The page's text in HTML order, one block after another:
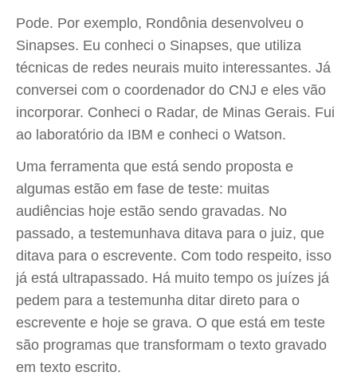
Pode. Por exemplo, Rondônia desenvolveu o
Sinapses. Eu conheci o Sinapses, que utiliza
técnicas de redes neurais muito interessantes. Já
conversei com o coordenador do CNJ e eles vão
incorporar. Conheci o Radar, de Minas Gerais. Fui
ao laboratório da IBM e conheci o Watson.
Uma ferramenta que está sendo proposta e
algumas estão em fase de teste: muitas
audiências hoje estão sendo gravadas. No
passado, a testemunhava ditava para o juiz, que
ditava para o escrevente. Com todo respeito, isso
já está ultrapassado. Há muito tempo os juízes já
pedem para a testemunha ditar direto para o
escrevente e hoje se grava. O que está em teste
são programas que transformam o texto gravado
em texto escrito.